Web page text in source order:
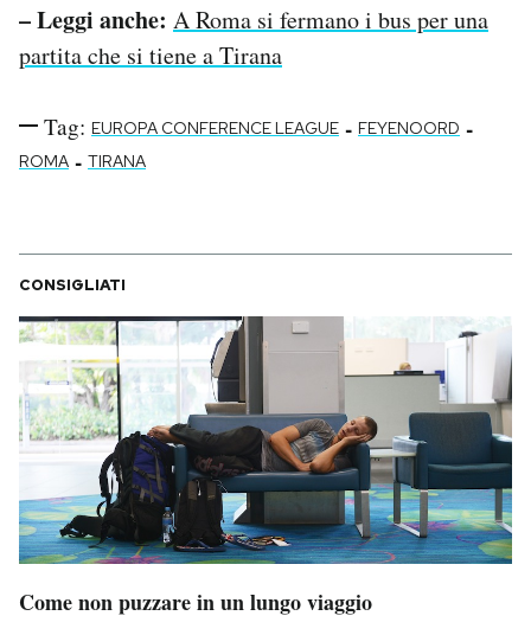
– Leggi anche: A Roma si fermano i bus per una
partita che si tiene a Tirana
Tag: EUROPA CONFERENCE LEAGUE - FEYENOORD -
ROMA - TIRANA
CONSIGLIATI
Come non puzzare in un lungo viaggio